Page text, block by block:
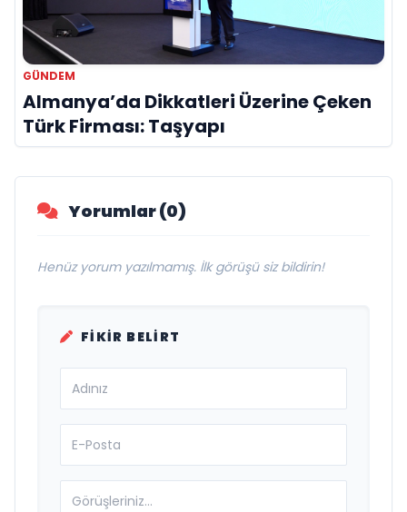
GÜNDEM
Almanya’da Dikkatleri Üzerine Çeken
Türk Firması: Taşyapı
Yorumlar (0)
Henüz yorum yazılmamış. İlk görüşü siz bildirin!
FIKIR BELIRT